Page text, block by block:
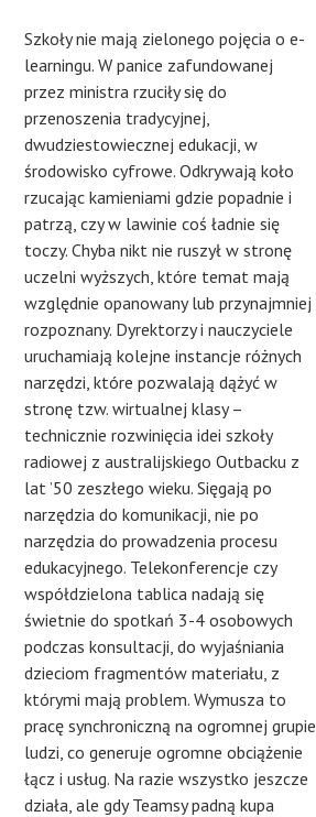
Szkoły nie mają zielonego pojęcia o e-
learningu. W panice zafundowanej
przez ministra rzuciły się do
przenoszenia tradycyjnej,
dwudziestowiecznej edukacji, w
środowisko cyfrowe. Odkrywają koło
rzucając kamieniami gdzie popadnie i
patrzą, czy w lawinie coś ładnie się
toczy. Chyba nikt nie ruszył w stronę
uczelni wyższych, które temat mają
względnie opanowany lub przynajmniej
rozpoznany. Dyrektorzy i nauczyciele
uruchamiają kolejne instancje różnych
narzędzi, które pozwalają dążyć w
stronę tzw. wirtualnej klasy –
technicznie rozwinięcia idei szkoły
radiowej z australijskiego Outbacku z
lat ’50 zeszłego wieku. Sięgają po
narzędzia do komunikacji, nie po
narzędzia do prowadzenia procesu
edukacyjnego. Telekonferencje czy
współdzielona tablica nadają się
świetnie do spotkań 3-4 osobowych
podczas konsultacji, do wyjaśniania
dzieciom fragmentów materiału, z
którymi mają problem. Wymusza to
pracę synchroniczną na ogromnej grupie
ludzi, co generuje ogromne obciążenie
łącz i usług. Na razie wszystko jeszcze
działa, ale gdy Teamsy padną kupa